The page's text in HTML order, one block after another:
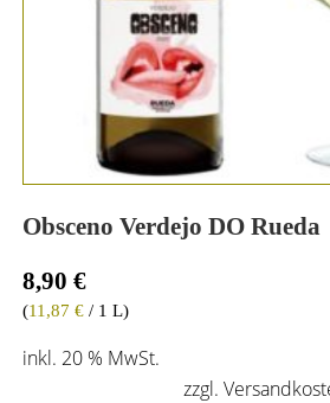
Obsceno Verdejo DO Rueda
8,90 €
(11,87 €/ 1 L)
inkl. 20 % MwSt.
zzgl.